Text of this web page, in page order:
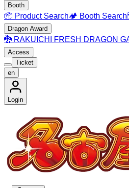
Booth
📦 Product Search🏕️ Booth Search
Dragon Award
🐉 RAKUICHI FRESH DRAGON
Access
Ticket
en
Login